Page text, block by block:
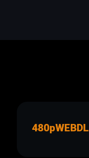
480pWEBDL